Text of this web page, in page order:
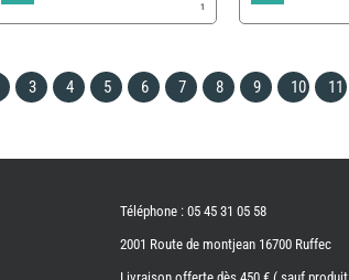
1
3 4 5 6 7 8 9 10 11
Téléphone : 05 45 31 05 58
2001 Route de montjean 16700 Ruffec